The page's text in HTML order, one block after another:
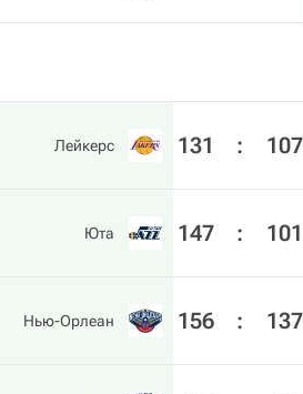
Лейкерс 131 : 107
Юта 147 : 101
Нью-Орлеан 156 : 137